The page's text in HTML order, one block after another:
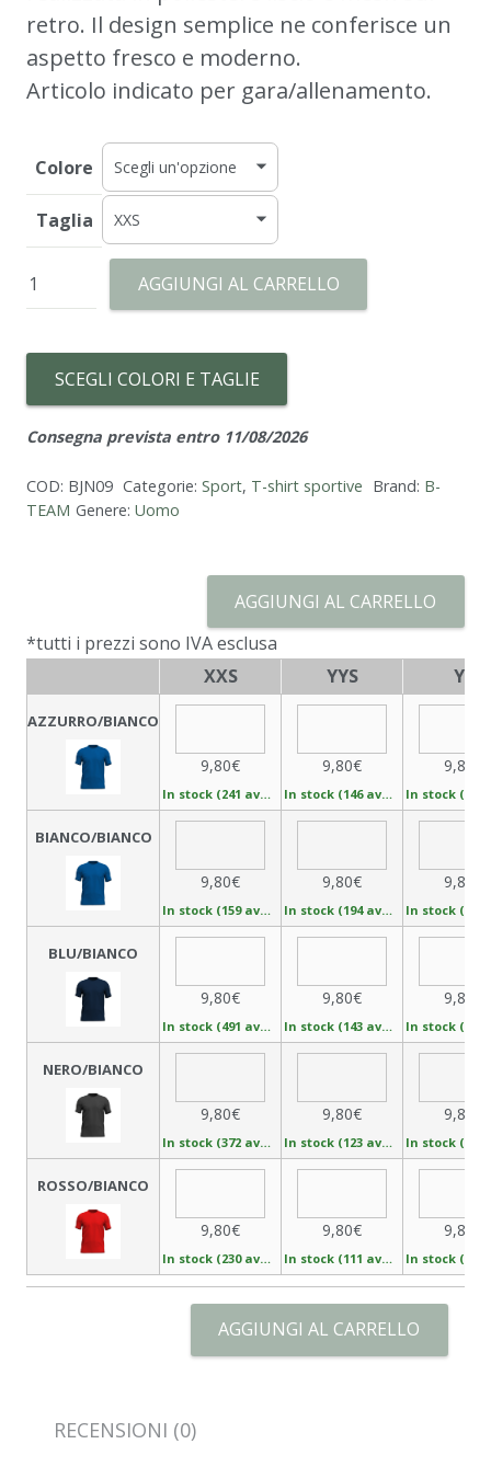
retro. Il design semplice ne conferisce un
aspetto fresco e moderno.
Articolo indicato per gara/allenamento.
Colore
Taglia
BASIC
MAGLIA
AGGIUNGI AL CARRELLO
SCEGLI COLORI E TAGLIE
Consegna prevista entro 11/08/2026
COD: BJN09 Categorie: Sport, T-shirt sportive Brand: B-
TEAM Genere: Uomo
AGGIUNGI AL CARRELLO
*tutti i prezzi sono IVA esclusa
XXS
YYS YS
AZZURRO/BIANCO
9,80€
In stock (241 available)
9,80€
In stock (146 available)
9,80€
BIANCO/BIANCO
9,80€
In stock (159 available)
9,80€
In stock (194 available)
9,80€
BLU/BIANCO
9,80€
In stock (491 available)
9,80€
In stock (143 available)
9,80€
NERO/BIANCO
9,80€
In stock (372 available)
9,80€
In stock (123 available)
9,80€
ROSSO/BIANCO
9,80€
In stock (230 available)
9,80€
In stock (111 available)
9,80€
AGGIUNGI AL CARRELLO
RECENSIONI (0)